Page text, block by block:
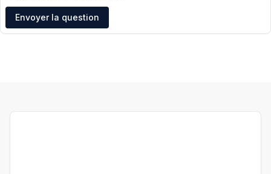
Adresse e-mail
Envoyer la question